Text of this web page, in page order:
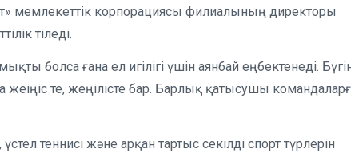
мемлекеттік корпорациясы филиалының директоры
тіледі.
болса ғана ел игілігі үшін аянбай еңбектенеді.
те, жеңілісте бар. Барлық қатысушы
теннисі және арқан тартыс секілді спорт түрлерін